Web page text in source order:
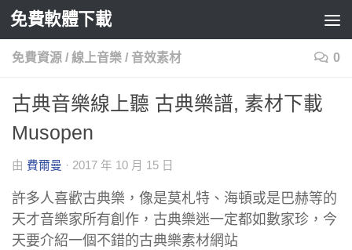
Skip to content
免費軟體下載
免費資源 / 線上音樂 / 音效素材 0
古典音樂線上聽 古典樂譜, 素材下載
Musopen
由 費爾曼 · 2017 年 10 月 15 日
許多人喜歡古典樂，像是莫札特、海頓或是巴赫等的
天才音樂家所有創作，古典樂迷一定都如數家珍，今
天要介紹一個不錯的古典樂素材網站